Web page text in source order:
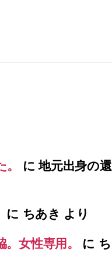
に地元出身の還
に ちあき より
女性専用。 に ち